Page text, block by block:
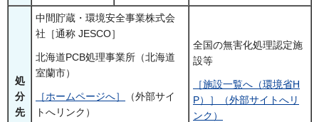
処
分
先
中間貯蔵・環境安全事業株式会
社［通称 JESCO］
北海道PCB処理事業所（北海道
室蘭市）
［ホームページへ］
（外部サイ
トへリンク）
全国の無害化処理認定施
設等
［施設一覧へ（環境省H
P）］（外部サイトへリ
ンク）